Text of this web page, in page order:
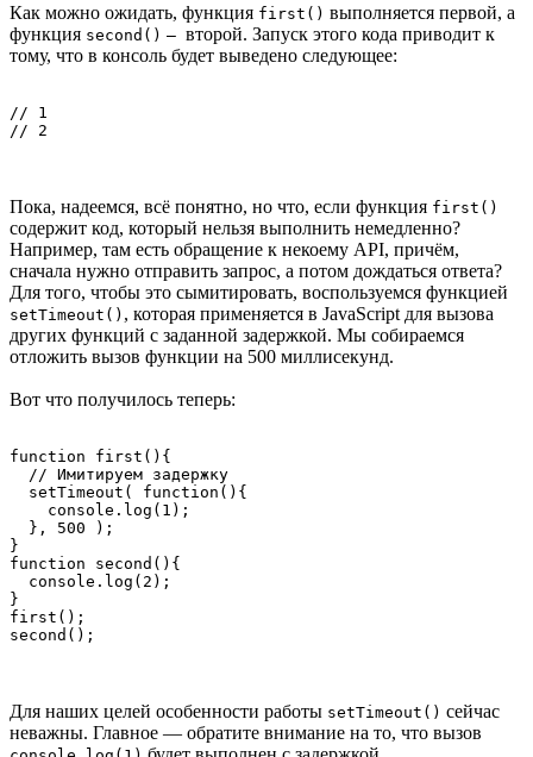
Как можно ожидать, функция first() выполняется первой, а
функция second() — второй. Запуск этого кода приводит к
тому, что в консоль будет выведено следующее:
// 1
// 2
Пока, надеемся, всё понятно, но что, если функция first()
содержит код, который нельзя выполнить немедленно?
Например, там есть обращение к некоему API, причём,
сначала нужно отправить запрос, а потом дождаться ответа?
Для того, чтобы это сымитировать, воспользуемся функцией
setTimeout() , которая применяется в JavaScript для вызова
других функций с заданной задержкой. Мы собираемся
отложить вызов функции на 500 миллисекунд.
Вот что получилось теперь:
function first(){
// Имитируем задержку
setTimeout( function(){
console.log(1);
}, 500 );
}
function second(){
console.log(2);
}
first();
second();
Для наших целей особенности работы setTimeout() сейчас
неважны. Главное — обратите внимание на то, что вызов